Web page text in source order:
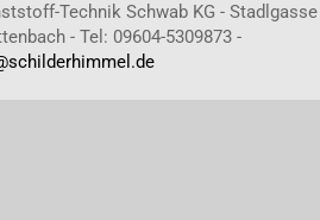
Technik Schwab KG - Stadlgasse
- Tel: 09604-5309873 -